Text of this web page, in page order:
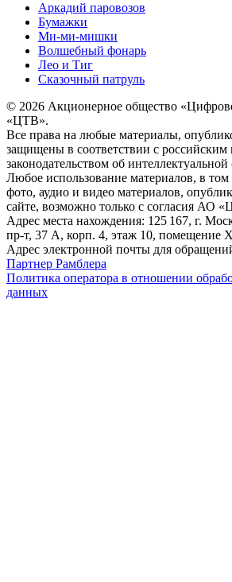
Аркадий паровозов
Бумажки
Ми-ми-мишки
Волшебный фонарь
Лео и Тиг
Сказочный патруль
© 2026 Акционерное общество
«ЦТВ».
Все права на любые материалы,
защищены в соответствии с
законодательством об интеллектуальной
Любое использование материалов, в том
фото, аудио и видео материалов,
сайте, возможно только с согласия АО
Адрес места нахождения: 125 167, г.
пр-т, 37 А, корп. 4, этаж 10, помещение
Адрес электронной почты для
Партнер Рамблера
Политика оператора в отношении
данных